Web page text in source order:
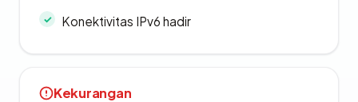
Konektivitas IPv6 hadir
Kekurangan